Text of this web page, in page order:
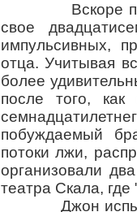
Вскоре после
свое
импульсивных,
отца. Учитывая
более
после того,
побуждаемый
потоки лжи,
организовали
театра Скала,
Джон испытал